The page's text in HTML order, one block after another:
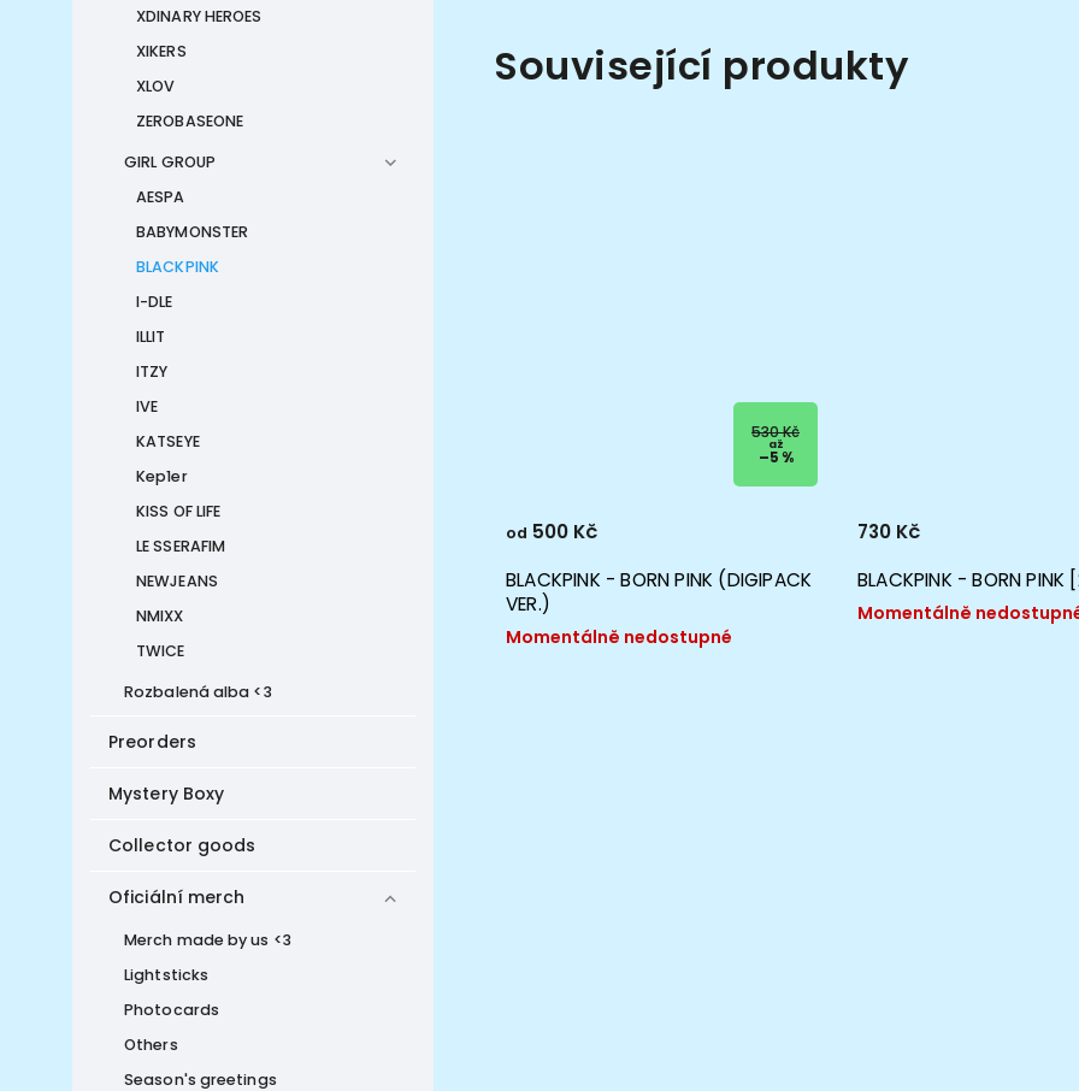
XDINARY HEROES
XIKERS
XLOV
ZEROBASEONE
GIRL GROUP
AESPA
BABYMONSTER
BLACKPINK
I-DLE
ILLIT
ITZY
IVE
KATSEYE
Kep1er
KISS OF LIFE
LE SSERAFIM
NEWJEANS
NMIXX
TWICE
Rozbalená alba <3
Preorders
Mystery Boxy
Collector goods
Oficiální merch
Merch made by us <3
Lightsticks
Photocards
Others
Season's greetings
Související produkty
BLACKPINK - 1ST FULL ALBUM THE
ALBUM
530 Kč
až
–5 %
BLACKPINK - BORN PINK (DIGIPACK
VER.)
Momentálně nedostupné
od 500 Kč
BLACKPINK - BORN PINK
Momentálně
730 Kč